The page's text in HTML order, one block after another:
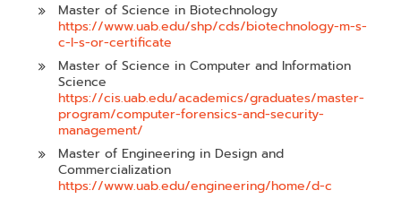
Master of Science in Biotechnology
https://www.uab.edu/shp/cds/biotechnology-m-s-
c-l-s-or-certificate
Master of Science in Computer and Information
Science
https://cis.uab.edu/academics/graduates/master-
program/computer-forensics-and-security-
management/
Master of Engineering in Design and
Commercialization
https://www.uab.edu/engineering/home/d-c